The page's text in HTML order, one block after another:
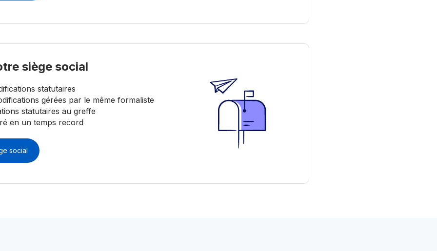
siège social
statutaires
gérées par le même formaliste
statutaires au greffe
en un temps record
social